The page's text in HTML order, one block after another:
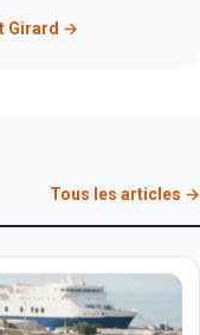
Girard →
Tous les articles →